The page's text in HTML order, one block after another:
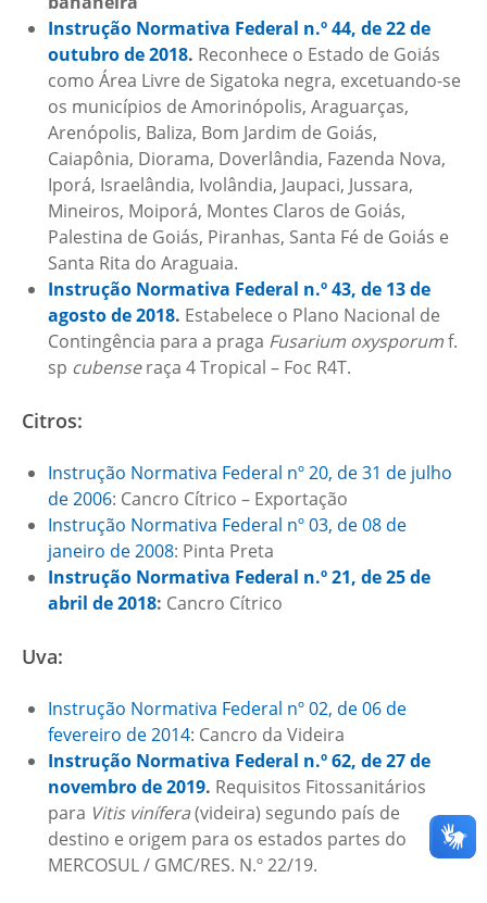
Instrução Normativa Federal n.º 44, de 22 de
outubro de 2018. Reconhece o Estado de Goiás
como Área Livre de Sigatoka negra, excetuando-se
os municípios de Amorinópolis, Araguarças,
Arenópolis, Baliza, Bom Jardim de Goiás,
Caiapônia, Diorama, Doverlândia, Fazenda Nova,
Iporá, Israelândia, Ivolândia, Jaupaci, Jussara,
Mineiros, Moiporá, Montes Claros de Goiás,
Palestina de Goiás, Piranhas, Santa Fé de Goiás e
Santa Rita do Araguaia.
Instrução Normativa Federal n.º 43, de 13 de
agosto de 2018. Estabelece o Plano Nacional de
Contingência para a praga Fusarium oxysporumf.
sp cubenseraça 4 Tropical – Foc R4T.
Citros:
Instrução Normativa Federal nº 20, de 31 de julho
de 2006: Cancro Cítrico – Exportação
Instrução Normativa Federal nº 03, de 08 de
janeiro de 2008: Pinta Preta
Instrução Normativa Federal n.º 21, de 25 de
abril de 2018: Cancro Cítrico
Uva:
Instrução Normativa Federal nº 02, de 06 de
fevereiro de 2014: Cancro da Videira
Instrução Normativa Federal n.º 62, de 27 de
novembro de 2019. Requisitos Fitossanitários
para Vitis vinífera(videira) segundo país de
destino e origem para os estados partes do
MERCOSUL / GMC/RES. N.º 22/19.